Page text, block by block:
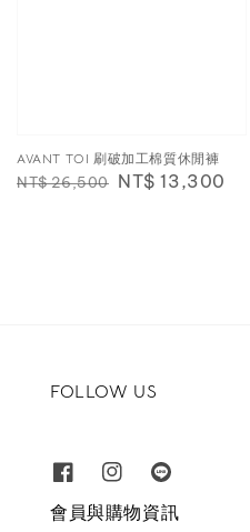
AVANT TOI 刷破加工棉質休閒褲
Regular
NT$ 26,500 Sale
NT$ 13,300
FOLLOW US
會員與購物資訊